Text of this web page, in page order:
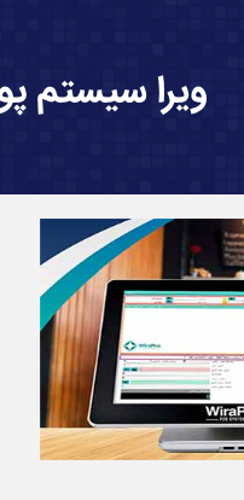
ویرا سیستم